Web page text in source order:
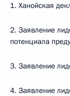
1. Ханойская
2. Заявление
потенциала
3. Заявление
4. Заявление